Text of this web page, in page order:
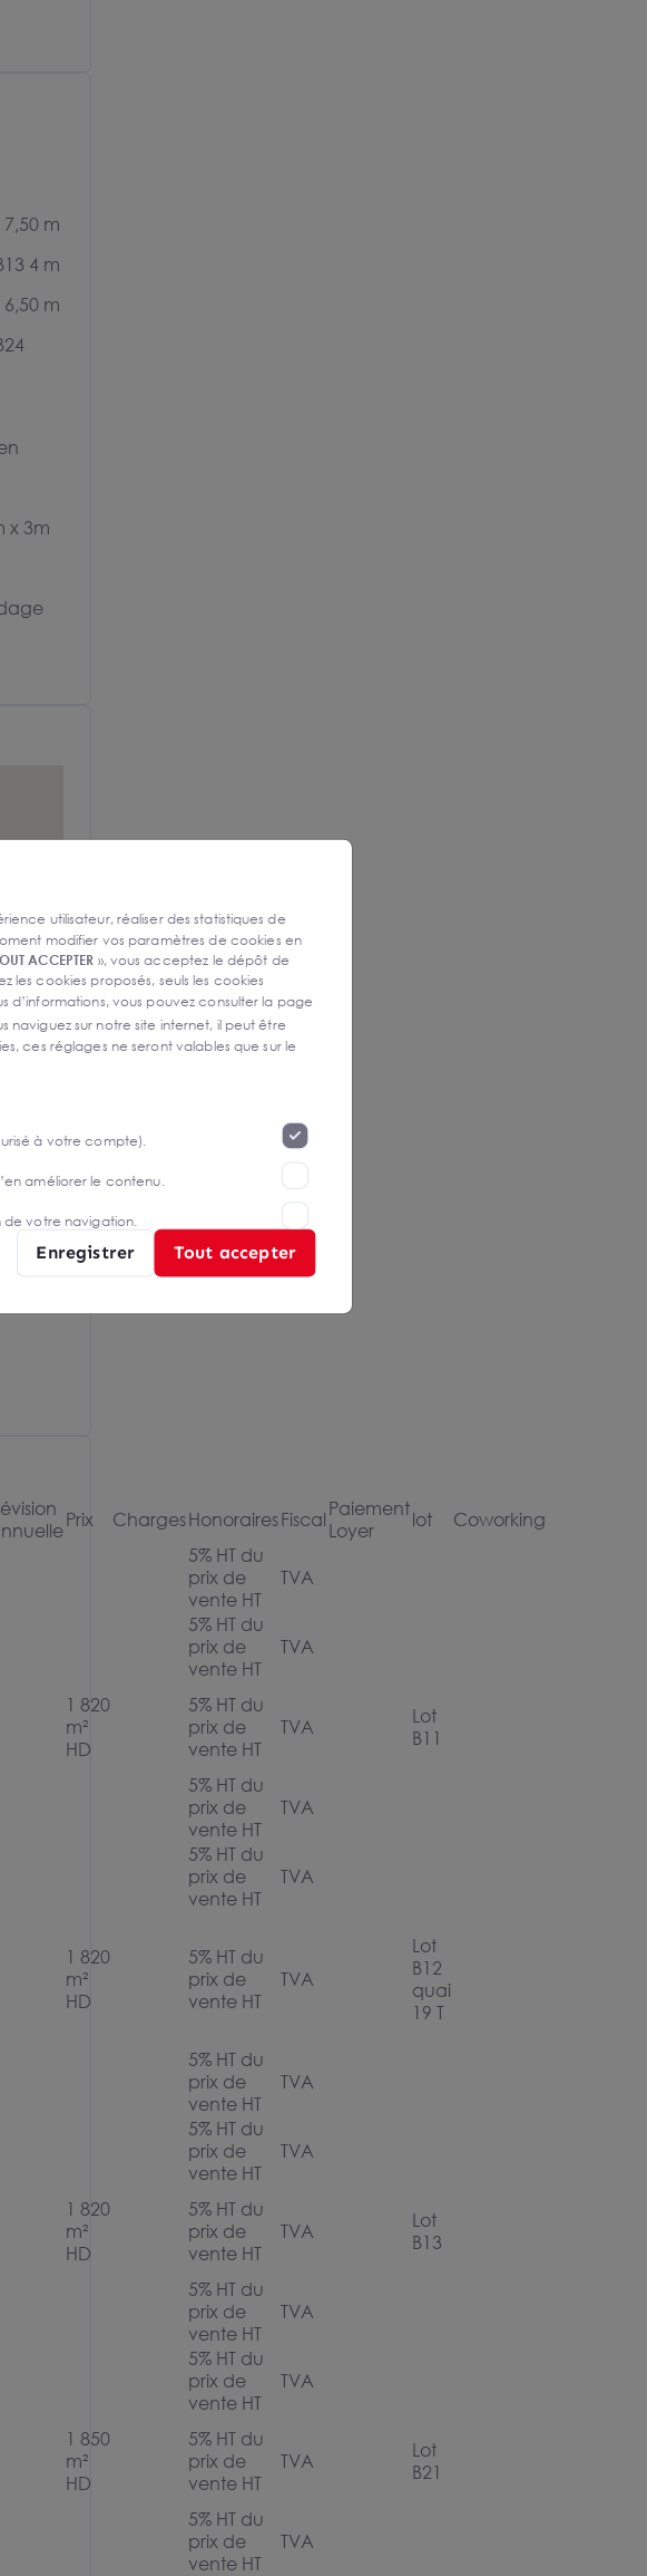
m
4 m
m
x 3m
Prix ChargesHonorairesFiscal Paiement
Loyer
lot Coworking
5% HT du
prix de
vente HT
TVA
5% HT du
prix de
vente HT
TVA
1 820
m²
HD
5% HT du
prix de
vente HT
TVA
Lot
B11
5% HT du
prix de
vente HT
TVA
5% HT du
prix de
vente HT
TVA
1 820
m²
HD
5% HT du
prix de
vente HT
TVA
Lot
B12
quai
19 T
5% HT du
prix de
vente HT
TVA
5% HT du
prix de
vente HT
TVA
1 820
m²
HD
5% HT du
prix de
vente HT
TVA
Lot
B13
5% HT du
prix de
vente HT
TVA
5% HT du
prix de
vente HT
TVA
1 850
m²
HD
5% HT du
prix de
vente HT
TVA
Lot
B21
5% HT du
prix de
vente HT
TVA
utilisateur, réaliser des statistiques de
modifier vos paramètres de cookies en
ACCEPTER », vous acceptez le dépôt de
les cookies proposés, seuls les cookies
d’informations, vous pouvez consulter la page
naviguez sur notre site internet, il peut être
ces réglages ne seront valables que sur le
à votre compte).
améliorer le contenu.
de votre navigation.
Enregistrer Tout accepter